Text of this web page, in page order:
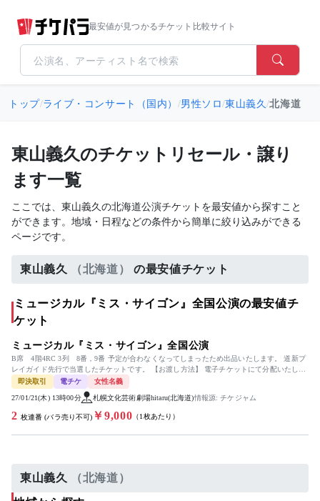
最安値が見つかるチケット比較サイト
トップ/ライブ・コンサート（国内） /男性ソロ/東山義久/北海道
東山義久のチケットリセール・譲り
ます一覧
ここでは、東山義久の北海道公演チケットを最安値から探すこと
ができます。地域・日程などの条件から簡単に絞り込みができる
ページです。
東山義久 （北海道） の最安値チケット
ミュージカル『ミス・サイゴン』全国公演の最安値チ
ケット
ミュージカル『ミス・サイゴン』全国公演
B席 4階4RC 3列 8番，9番 予定が合わなくなってしまったため出品いたします。 道新プ
レイガイド先行で当選したチケットです。 【お渡し方法】 電子チケットにて分配いたしま
す。 ...
即決取引 電チケ 女性名義
27/01/21(木) 13時00分 札幌文化芸術劇場hitaru(北海道)情報源: チケジャム
2 枚連番 (バラ売り不可) ￥9,000 （1枚あたり）
東山義久 （北海道）